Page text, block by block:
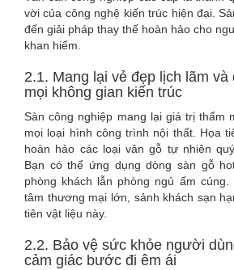
vời của công nghệ kiến trúc hiện đại.
đến giải pháp thay thế hoàn hảo cho
khan hiếm.
2.1. Mang lại vẻ đẹp lịch lãm và
mọi không gian kiến trúc
Sàn công nghiệp mang lại giá trị thẩm
mọi loại hình công trình nội thất. Họa
hoàn hảo các loại vân gỗ tự nhiên
Bạn có thể ứng dụng dòng sàn gỗ
phòng khách lẫn phòng ngủ ấm
tâm thương mại lớn, sảnh khách sạn
tiên vật liệu này.
2.2. Bảo vệ sức khỏe người
cảm giác bước đi êm ái